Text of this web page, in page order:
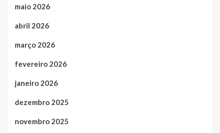
maio 2026
abril 2026
março 2026
fevereiro 2026
janeiro 2026
dezembro 2025
novembro 2025